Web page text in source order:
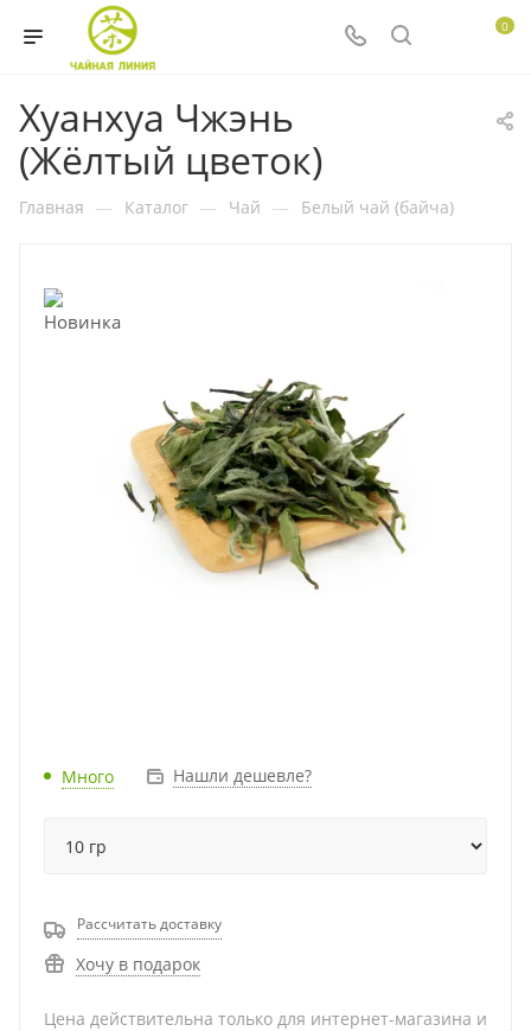
0
Хуанхуа Чжэнь
(Жёлтый цветок)
Главная — Каталог — Чай — Белый чай (байча)
Много Нашли дешевле?
Рассчитать доставку
Хочу в подарок
Цена действительна только для интернет-магазина и